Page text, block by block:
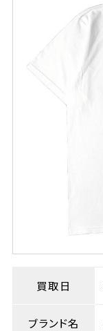
買取日
ブランド名